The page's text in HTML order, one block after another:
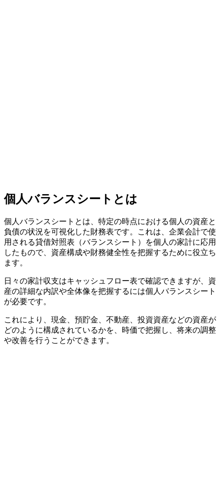
個人バランスシートとは
個人バランスシートとは、特定の時点における個人の資産と
負債の状況を可視化した財務表です。これは、企業会計で使
用される貸借対照表（バランスシート）を個人の家計に応用
したもので、資産構成や財務健全性を把握するために役立ち
ます。
日々の家計収支はキャッシュフロー表で確認できますが、資
産の詳細な内訳や全体像を把握するには個人バランスシート
が必要です。
これにより、現金、預貯金、不動産、投資資産などの資産が
どのように構成されているかを、時価で把握し、将来の調整
や改善を行うことができます。